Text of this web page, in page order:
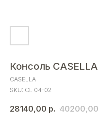
Консоль CASELLA
CASELLA
SKU: CL 04-02
28140,00 р. 40200,00